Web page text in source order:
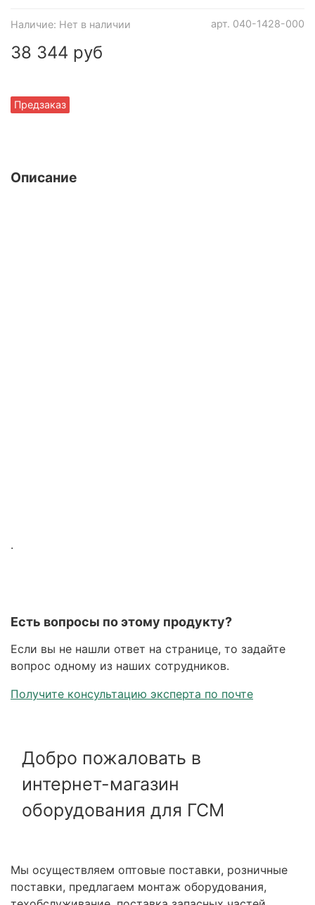
арт. 040-1428-000
Наличие: Нет в наличии
Предзаказ
38 344 руб
Описание
.
Есть вопросы по этому продукту?
Если вы не нашли ответ на странице, то задайте
вопрос одному из наших сотрудников.
Получите консультацию эксперта по почте
Добро пожаловать в
интернет-магазин
оборудования для ГСМ
Мы осуществляем оптовые поставки, розничные
поставки, предлагаем монтаж оборудования,